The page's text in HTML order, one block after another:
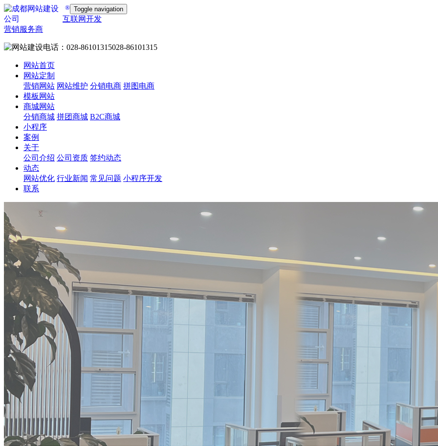
Toggle navigation
®
互联网开发
营销服务商
028-86101315
网站首页
网站定制
营销网站 网站维护 分销电商 拼图电商
模板网站
商城网站
分销商城 拼团商城 B2C商城
小程序
案例
关于
公司介绍 公司资质 签约动态
动态
网站优化 行业新闻 常见问题 小程序开发
联系